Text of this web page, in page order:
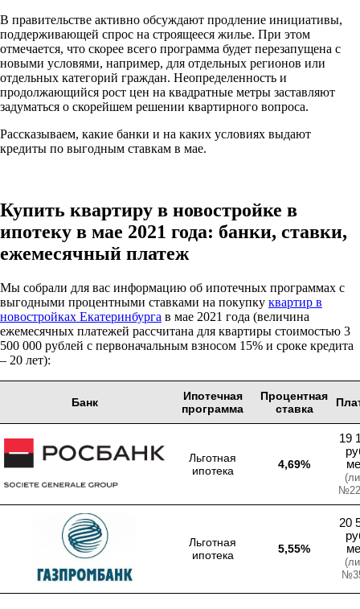
В правительстве активно обсуждают продление инициативы,
поддерживающей спрос на строящееся жилье. При этом
отмечается, что скорее всего программа будет перезапущена с
новыми условями, например, для отдельных регионов или
отдельных категорий граждан. Неопределенность и
продолжающийся рост цен на квадратные метры заставляют
задуматься о скорейшем решении квартирного вопроса.
Рассказываем, какие банки и на каких условиях выдают
кредиты по выгодным ставкам в мае.
Купить квартиру в новостройке в
ипотеку в мае 2021 года: банки, ставки,
ежемесячный платеж
Мы собрали для вас информацию об ипотечных программах с
выгодными процентными ставками на покупку квартир в
новостройках Екатеринбурга в мае 2021 года (величина
ежемесячных платежей рассчитана для квартиры стоимостью 3
500 000 рублей с первоначальным взносом 15% и сроке кредита
– 20 лет):
Банк
Ипотечная
программа
Процентная
ставка
Льготная
ипотека
4,69%
19
Льготная
ипотека
5,55%
20